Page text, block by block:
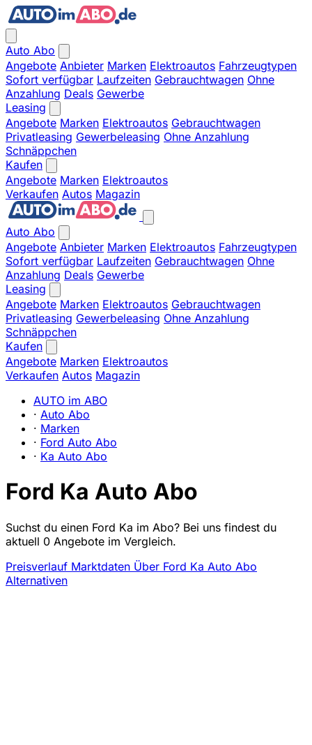
Auto Abo
Angebote Anbieter Marken Elektroautos Fahrzeugtypen
Sofort verfügbar Laufzeiten Gebrauchtwagen Ohne
Anzahlung Deals Gewerbe
Leasing
Angebote Marken Elektroautos Gebrauchtwagen
Privatleasing Gewerbeleasing Ohne Anzahlung
Schnäppchen
Kaufen
Angebote Marken Elektroautos
Verkaufen Autos Magazin
Auto Abo
Angebote Anbieter Marken Elektroautos Fahrzeugtypen
Sofort verfügbar Laufzeiten Gebrauchtwagen Ohne
Anzahlung Deals Gewerbe
Leasing
Angebote Marken Elektroautos Gebrauchtwagen
Privatleasing Gewerbeleasing Ohne Anzahlung
Schnäppchen
Kaufen
Angebote Marken Elektroautos
Verkaufen Autos Magazin
AUTO im ABO
· Auto Abo
· Marken
· Ford Auto Abo
· Ka Auto Abo
Ford Ka Auto Abo
Suchst du einen Ford Ka im Abo? Bei uns findest du
aktuell 0 Angebote im Vergleich.
Preisverlauf Marktdaten Über Ford Ka Auto Abo
Alternativen